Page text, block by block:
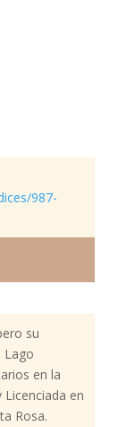
987-
su
Lago
en la
en
Rosa.